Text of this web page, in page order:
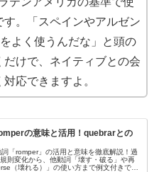
す。「スペインやアルゼン
よく使うんだな」と頭の
だけで、ネイティブとの会
応できますよ。
の意味と活用！quebrarとの
「romper」の活用と意味を徹底解説！過
則変化から、他動詞「壊す・破る」や再
（壊れる）」の使い方まで例文付きで紹